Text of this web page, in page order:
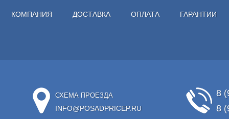
КОМПАНИЯ ДОСТАВКА ОПЛАТА ГАРАНТИИ
СХЕМА ПРОЕЗДА
INFO@POSADPRICEP.RU
8
8